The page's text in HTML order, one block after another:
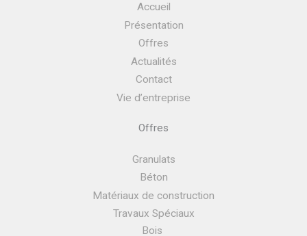
Accueil
Présentation
Offres
Actualités
Contact
Vie d’entreprise
Offres
Granulats
Béton
Matériaux de construction
Travaux Spéciaux
Bois